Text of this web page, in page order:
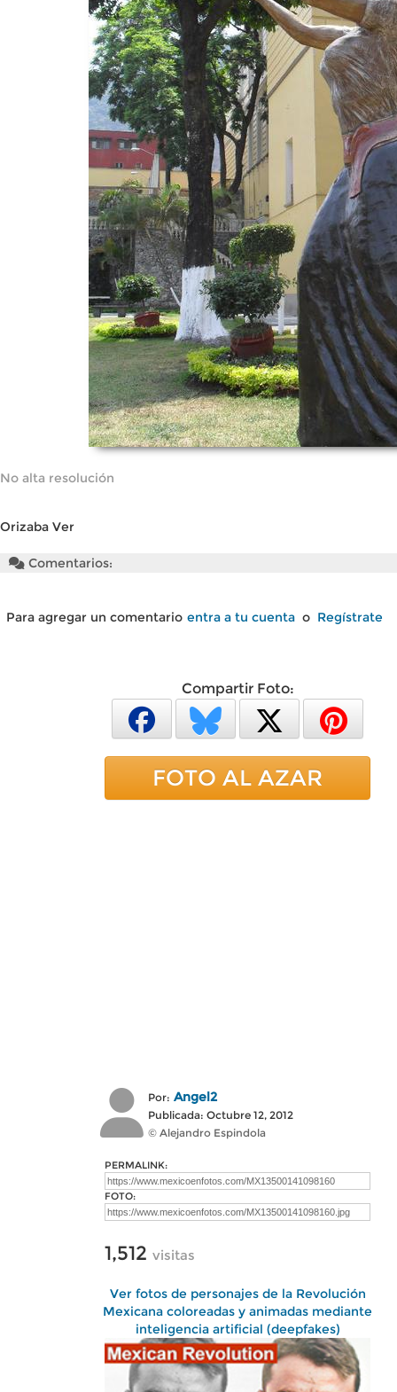
No alta resolución
Orizaba Ver
Comentarios:
Para agregar un comentario entra a tu cuenta o Regístrate
Compartir Foto:
FOTO AL AZAR
Por: Angel2
Publicada: Octubre 12, 2012
© Alejandro Espindola
PERMALINK:
FOTO:
1,512 visitas
Ver fotos de personajes de la Revolución
Mexicana coloreadas y animadas mediante
inteligencia artificial (deepfakes)